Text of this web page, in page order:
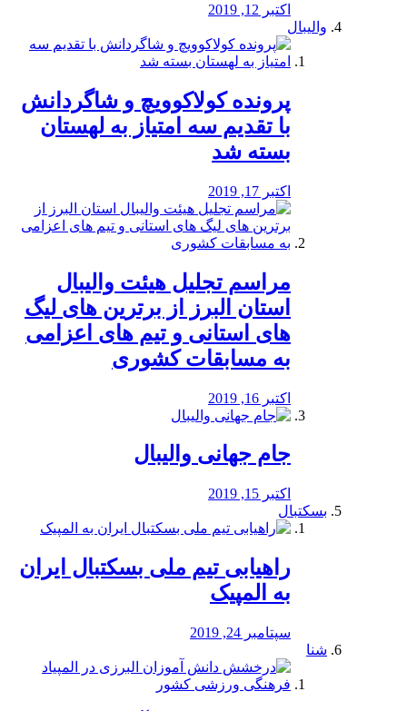
اکتبر 12, 2019
والیبال
پرونده کولاکوویچ و شاگردانش
با تقدیم سه امتیاز به لهستان
بسته شد
اکتبر 17, 2019
مراسم تجلیل هیئت والیبال
استان البرز از برترین های لیگ
های استانی و تیم های اعزامی
به مسابقات کشوری
اکتبر 16, 2019
جام جهانی والیبال
اکتبر 15, 2019
بسکتبال
راهیابی تیم ملی بسکتبال ایران
به المپیک
سپتامبر 24, 2019
شنا